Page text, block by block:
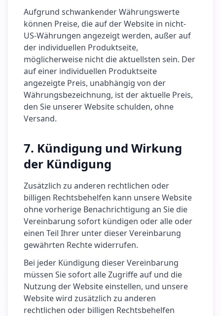
Aufgrund schwankender Währungswerte
können Preise, die auf der Website in nicht-
US-Währungen angezeigt werden, außer auf
der individuellen Produktseite,
möglicherweise nicht die aktuellsten sein. Der
auf einer individuellen Produktseite
angezeigte Preis, unabhängig von der
Währungsbezeichnung, ist der aktuelle Preis,
den Sie unserer Website schulden, ohne
Versand.
7. Kündigung und Wirkung
der Kündigung
Zusätzlich zu anderen rechtlichen oder
billigen Rechtsbehelfen kann unsere Website
ohne vorherige Benachrichtigung an Sie die
Vereinbarung sofort kündigen oder alle oder
einen Teil Ihrer unter dieser Vereinbarung
gewährten Rechte widerrufen.
Bei jeder Kündigung dieser Vereinbarung
müssen Sie sofort alle Zugriffe auf und die
Nutzung der Website einstellen, und unsere
Website wird zusätzlich zu anderen
rechtlichen oder billigen Rechtsbehelfen